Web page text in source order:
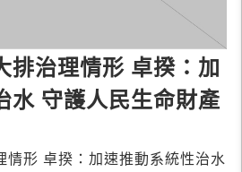
排治理情形 卓揆：加
水 守護人民生命財產
情形 卓揆：加速推動系統性治水